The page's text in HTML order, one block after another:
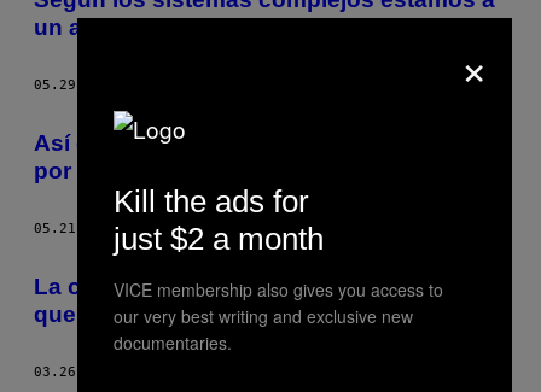
un año de los amotinamientos globales
05.29.13
Así es la vida en un mundo con 400 partes
por millón de bióxido de carbono
05.21.13 POR BRIAN MERCHANT
La ciencia ficción es la única razón por la
que todavía nos importa Daft Punk
03.26.13
×
Kill the ads for
just $2 a month
VICE membership also gives you access to
our very best writing and exclusive new
documentaries.